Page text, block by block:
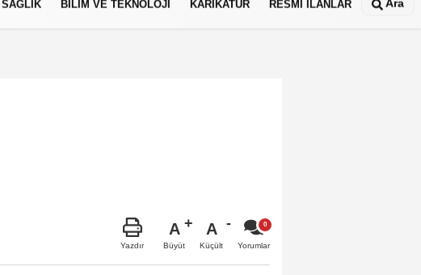
SAĞLIK BİLİM VE TEKNOLOJİ KARİKATÜR RESMİ İLANLAR Ara
Yazdır
A
Büyüt
A
Küçült Yorumlar